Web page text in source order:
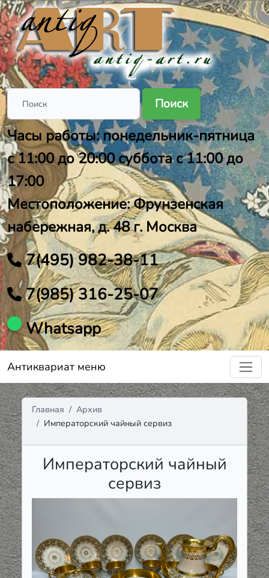
Поиск
Часы работы: понедельник-пятница
с 11:00 до 20:00 суббота с 11:00 до
17:00
Местоположение: Фрунзенская
набережная, д. 48 г. Москва
7(495) 982-38-11
7(985) 316-25-07
Whatsapp
Антиквариат меню
Главная
Архив
Императорский чайный сервиз
Императорский чайный
сервиз